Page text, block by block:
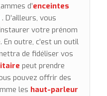
d’enceintes
. D’ailleurs, vous
votre prénom
outre, c’est un outil
de fidéliser vos
peut prendre
pouvez offrir des
les haut-parleur